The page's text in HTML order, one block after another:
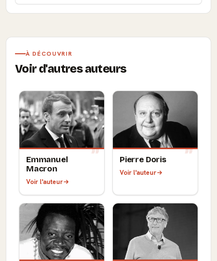
À DÉCOUVRIR
Voir d'autres auteurs
Emmanuel
Macron
Voir l'auteur
Pierre Doris
Voir l'auteur